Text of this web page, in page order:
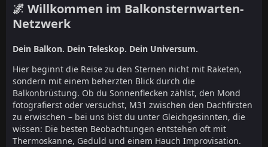
🌌 Willkommen im Balkonsternwarten-
Netzwerk
Dein Balkon. Dein Teleskop. Dein Universum.
Hier beginnt die Reise zu den Sternen nicht mit Raketen,
sondern mit einem beherzten Blick durch die
Balkonbrüstung. Ob du Sonnenflecken zählst, den Mond
fotografierst oder versuchst, M31 zwischen den Dachfirsten
zu erwischen – bei uns bist du unter Gleichgesinnten, die
wissen: Die besten Beobachtungen entstehen oft mit
Thermoskanne, Geduld und einem Hauch Improvisation.